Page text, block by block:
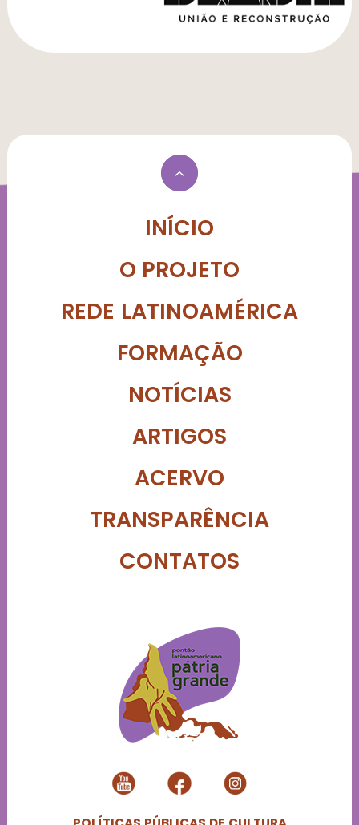
INÍCIO
O PROJETO
REDE LATINOAMÉRICA
FORMAÇÃO
NOTÍCIAS
ARTIGOS
ACERVO
TRANSPARÊNCIA
CONTATOS